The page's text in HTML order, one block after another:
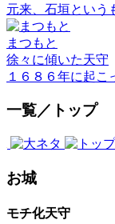
元来、石垣とい
まつもと
徐々に傾いた天守
１６８６年に起
一覧／トップ
お城
モチ化天守